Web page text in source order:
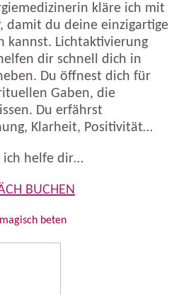
kläre ich mit
damit du deine einzigartige
kannst. Lichtaktivierung
dir schnell dich in
Du öffnest dich für
Gaben, die
Du erfährst
Klarheit, Positivität…
ich helfe dir…
BUCHEN
beten